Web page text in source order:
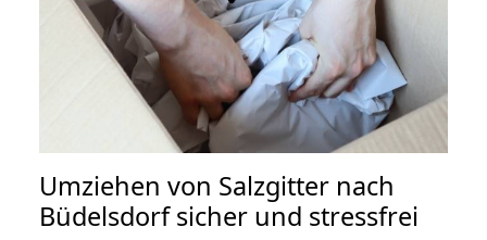
Umziehen von Salzgitter nach
Büdelsdorfsicher und stressfrei